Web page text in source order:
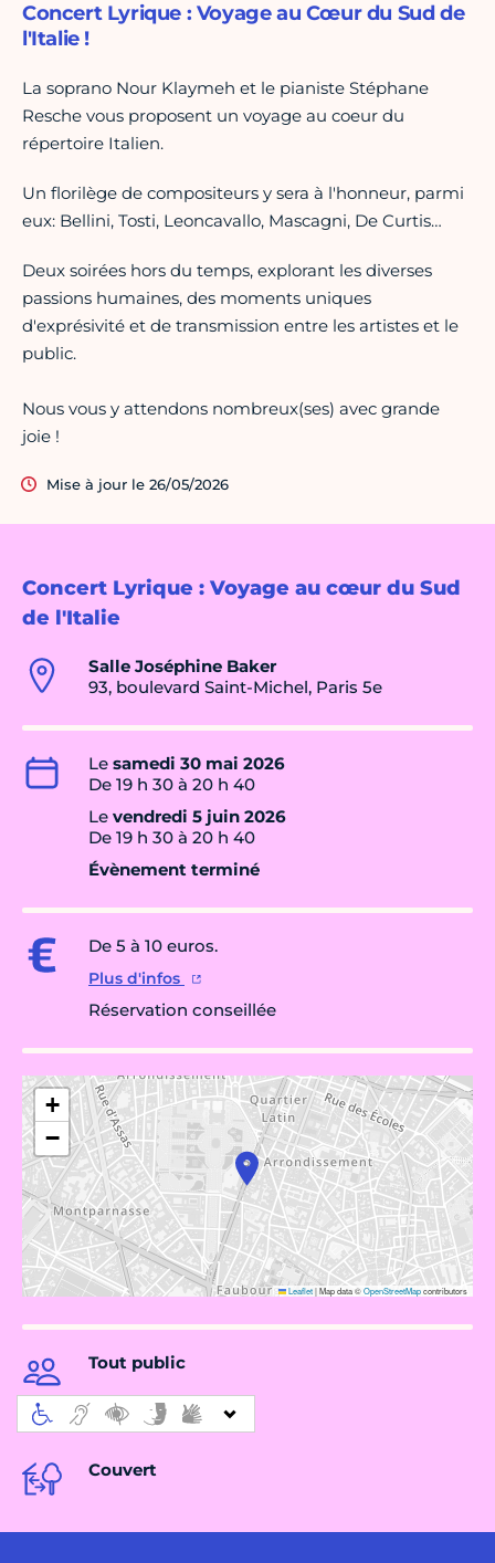
Concert Lyrique : Voyage au cœur du Sud
de l'Italie
Salle Joséphine Baker
93, boulevard Saint-Michel, Paris 5e
Le samedi 30 mai 2026
De 19 h 30 à 20 h 40
Le vendredi 5 juin 2026
De 19 h 30 à 20 h 40
Évènement terminé
De 5 à 10 euros.
Plus d'infos
Réservation conseillée
+
−
Leaflet|Map data ©OpenStreetMapcontributors
Tout public
Couvert
Concert Lyrique : Voyage au Cœur du Sud de
l'Italie !
La soprano Nour Klaymeh et le pianiste Stéphane
Resche vous proposent un voyage au coeur du
répertoire Italien.
Un florilège de compositeurs y sera à l'honneur, parmi
eux: Bellini, Tosti, Leoncavallo, Mascagni, De Curtis…
Deux soirées hors du temps, explorant les diverses
passions humaines, des moments uniques
d'exprésivité et de transmission entre les artistes et le
public.
Nous vous y attendons nombreux(ses) avec grande
joie !
Mise à jour le 26/05/2026